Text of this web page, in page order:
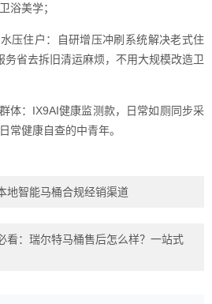
浴美学；
压住户：自研增压冲刷系统解决老式住
省去拆旧清运麻烦，不用大规模改造卫
体：IX9AI健康监测款，日常如厕同步采
常健康自查的中青年。
地智能马桶合规经销渠道
看：瑞尔特马桶售后怎么样？一站式